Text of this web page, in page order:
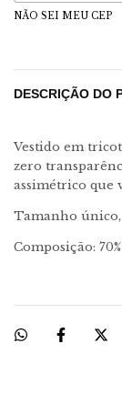
NÃO SEI MEU CEP
DESCRIÇÃO DO
Vestido em
zero
assimétrico que
Tamanho único,
Composição: